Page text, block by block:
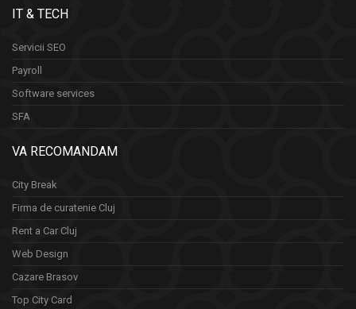
IT & TECH
Servicii SEO
Payroll
Software services
SFA
VA RECOMANDAM
City Break
Firma de curatenie Cluj
Rent a Car Cluj
Web Design
Cazare Brasov
Top City Card